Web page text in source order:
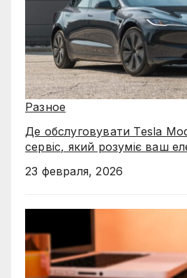
Разное
Де обслуговувати Tesla
сервіс, який розуміє ваш
23 февраля, 2026